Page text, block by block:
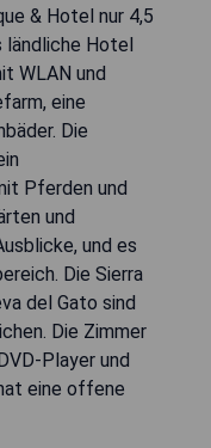
& Hotel nur 4,5
ländliche Hotel
WLAN und
eine
Die
Pferden und
und
und es
Die Sierra
del Gato sind
Die Zimmer
Player und
eine offene